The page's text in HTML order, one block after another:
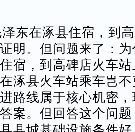
东在涿县住宿，到
明。但问题来了：
宿，到高碑店火车
涿县火车站乘车岂
路线属于核心机密
案。但回答这个问